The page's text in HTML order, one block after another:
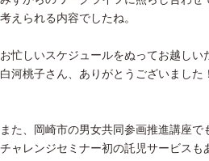
考えられる内容でしたね。
お忙しいスケジュールをぬってお越しい
白河桃子さん、ありがとうございました！
また、岡崎市の男女共同参画推進講座で
チャレンジセミナー初の託児サービスも